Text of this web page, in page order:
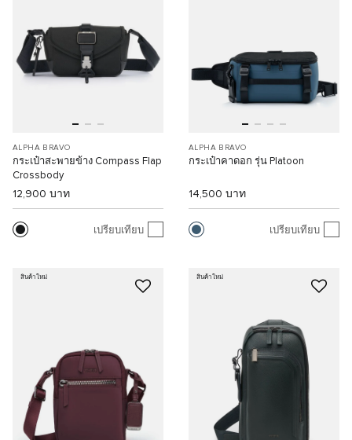
ALPHA BRAVO
กระเป๋าสะพายข้าง Compass Flap
Crossbody
12,900 บาท
เปรียบเทียบ
ALPHA BRAVO
กระเป๋าคาดอก รุ่น Platoon
14,500 บาท
เปรียบเทียบ
สินค้าใหม่ สินค้าใหม่